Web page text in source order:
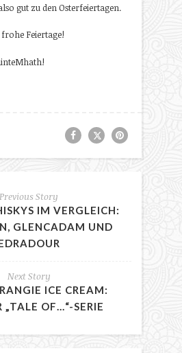
gut zu den Osterfeiertagen.
Feiertage!
Previous Story
IM VERGLEICH:
GLENCADAM UND
Next Story
ICE CREAM:
„TALE OF…“-SERIE